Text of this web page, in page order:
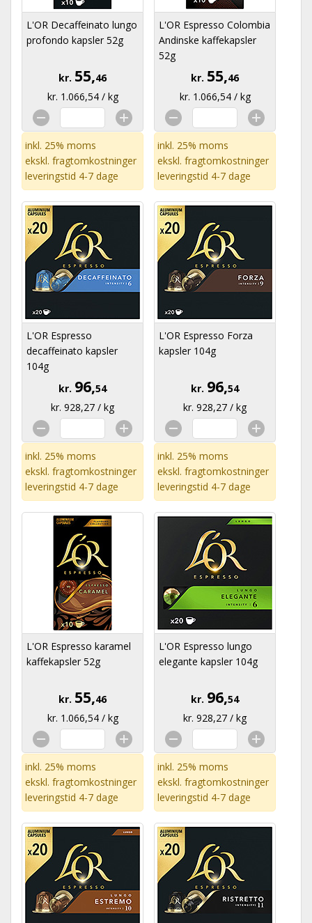
L'OR Decaffeinato lungo
profondo kapsler 52g
kr. 55,46
kr. 1.066,54 / kg
inkl. 25% moms
ekskl. fragtomkostninger
leveringstid 4-7 dage
L'OR Espresso Colombia
Andinske kaffekapsler
52g
kr. 55,46
kr. 1.066,54 / kg
inkl. 25% moms
ekskl. fragtomkostninger
leveringstid 4-7 dage
L'OR Espresso
decaffeinato kapsler
104g
kr. 96,54
kr. 928,27 / kg
inkl. 25% moms
ekskl. fragtomkostninger
leveringstid 4-7 dage
L'OR Espresso Forza
kapsler 104g
kr. 96,54
kr. 928,27 / kg
inkl. 25% moms
ekskl. fragtomkostninger
leveringstid 4-7 dage
L'OR Espresso karamel
kaffekapsler 52g
kr. 55,46
kr. 1.066,54 / kg
inkl. 25% moms
ekskl. fragtomkostninger
leveringstid 4-7 dage
L'OR Espresso lungo
elegante kapsler 104g
kr. 96,54
kr. 928,27 / kg
inkl. 25% moms
ekskl. fragtomkostninger
leveringstid 4-7 dage